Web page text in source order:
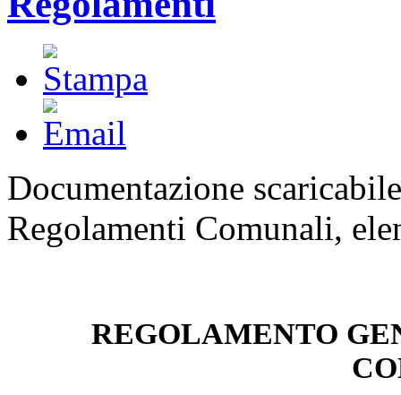
Documentazione
Regolamenti Comunali,
REGOLAMENTO